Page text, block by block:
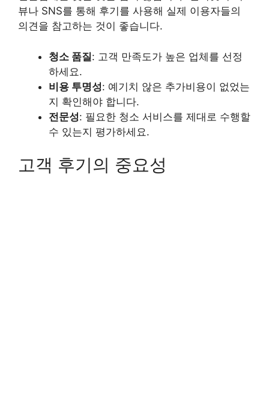
뷰나 SNS를 통해 후기를 사용해 실제 이용자들의
의견을 참고하는 것이 좋습니다.
청소 품질: 고객 만족도가 높은 업체를 선정
하세요.
비용 투명성: 예기치 않은 추가비용이 없었는
지 확인해야 합니다.
전문성: 필요한 청소 서비스를 제대로 수행할
수 있는지 평가하세요.
고객 후기의 중요성